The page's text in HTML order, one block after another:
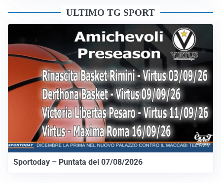
ULTIMO TG SPORT
Sportoday – Puntata del 07/08/2026